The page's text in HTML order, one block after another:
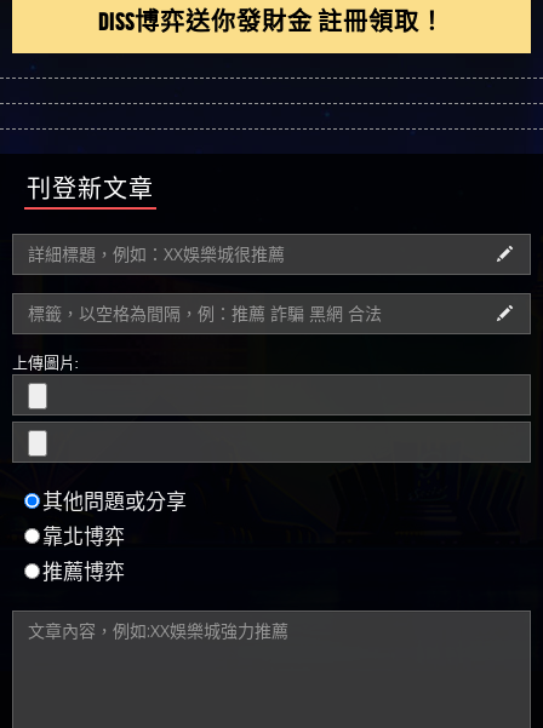
刊登新文章
上傳圖片:
其他問題或分享
靠北博弈
推薦博弈